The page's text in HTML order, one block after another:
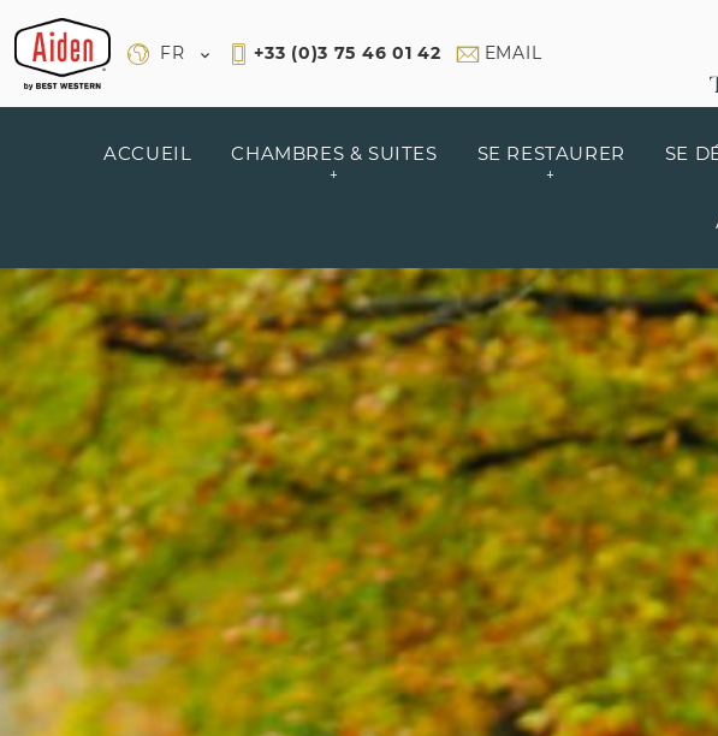
FR +33 (0)3 75 46 01 42 EMAIL
ACCUEIL CHAMBRES & SUITES SE RESTAURER SE